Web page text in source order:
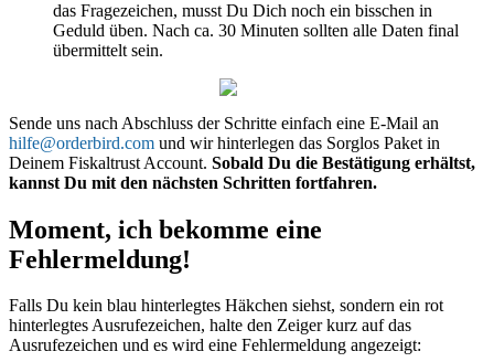
das Fragezeichen, musst Du Dich noch ein bisschen in
Geduld üben. Nach ca. 30 Minuten sollten alle Daten final
übermittelt sein.
Sende uns nach Abschluss der Schritte einfach eine E-Mail an
hilfe@orderbird.com und wir hinterlegen das Sorglos Paket in
Deinem Fiskaltrust Account. Sobald Du die Bestätigung erhältst,
kannst Du mit den nächsten Schritten fortfahren.
Moment, ich bekomme eine
Fehlermeldung!
Falls Du kein blau hinterlegtes Häkchen siehst, sondern ein rot
hinterlegtes Ausrufezeichen, halte den Zeiger kurz auf das
Ausrufezeichen und es wird eine Fehlermeldung angezeigt: